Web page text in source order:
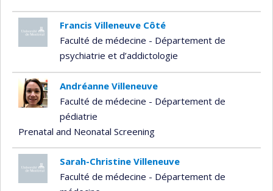
Francis Villeneuve Côté
Faculté de médecine - Département de
psychiatrie et d’addictologie
Andréanne Villeneuve
Faculté de médecine - Département de
pédiatrie
Prenatal and Neonatal Screening
Sarah-Christine Villeneuve
Faculté de médecine - Département de